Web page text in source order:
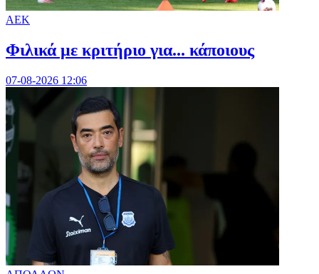
ΑΕΚ
Φιλικά με κριτήριο για... κάποιους
07-08-2026 12:06